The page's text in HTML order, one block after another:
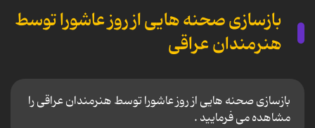
بازسازی صحنه هایی از روز عاشورا توسط
هنرمندان عراقی
بازسازی صحنه هایی از روز عاشورا توسط هنرمندان عراقی را
مشاهده می فرمایید .